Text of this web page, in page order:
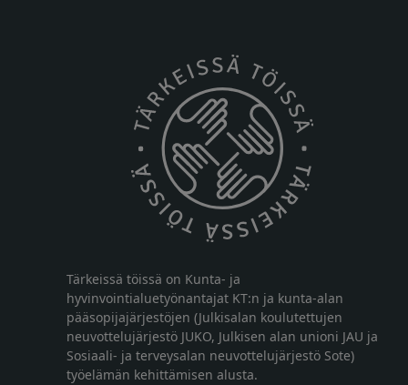
Tärkeissä töissä on Kunta- ja
hyvinvointialuetyönantajat KT:n ja kunta-alan
pääsopijajärjestöjen (Julkisalan koulutettujen
neuvottelujärjestö JUKO, Julkisen alan unioni JAU ja
Sosiaali- ja terveysalan neuvottelujärjestö Sote)
työelämän kehittämisen alusta.